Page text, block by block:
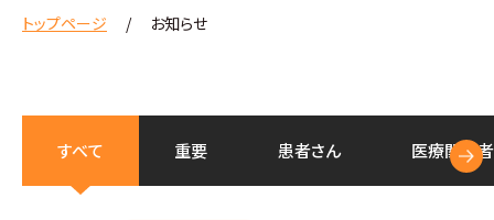
トップページ お知らせ
すべて 重要 患者さん 医療関係